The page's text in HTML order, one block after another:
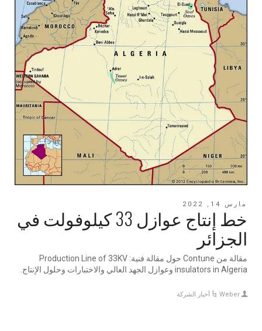
مارس 14, 2022
خط إنتاج عوازل 33 كيلوفولت في
الجزائر
مقالة من Contune حول مقالة فنية: Production Line of 33KV
insulators in Algeria وعوازل الجهد العالي والاختبارات وحلول الإنتاج.
Weber أخبار الشركة